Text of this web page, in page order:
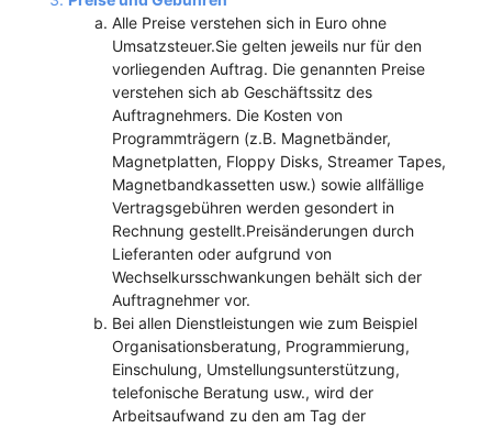
Alle Preise verstehen sich in Euro ohne
Umsatzsteuer.Sie gelten jeweils nur für den
vorliegenden Auftrag. Die genannten Preise
verstehen sich ab Geschäftssitz des
Auftragnehmers. Die Kosten von
Programmträgern (z.B. Magnetbänder,
Magnetplatten, Floppy Disks, Streamer Tapes,
Magnetbandkassetten usw.) sowie allfällige
Vertragsgebühren werden gesondert in
Rechnung gestellt.Preisänderungen durch
Lieferanten oder aufgrund von
Wechselkursschwankungen behält sich der
Auftragnehmer vor.
Bei allen Dienstleistungen wie zum Beispiel
Organisationsberatung, Programmierung,
Einschulung, Umstellungsunterstützung,
telefonische Beratung usw., wird der
Arbeitsaufwand zu den am Tag der